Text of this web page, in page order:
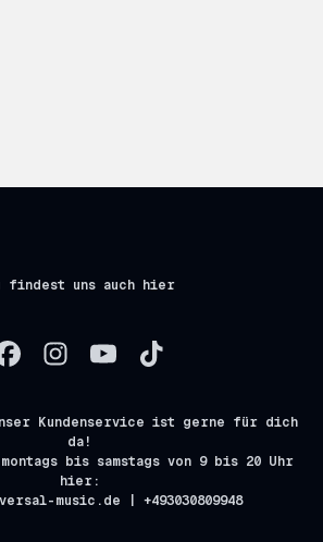
findest uns auch hier
Kundenservice ist gerne für dich
da!
bis samstags von 9 bis 20 Uhr
hier:
music.de | +493030809948